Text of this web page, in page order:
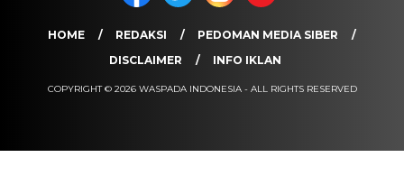
HOME REDAKSI
PEDOMAN MEDIA SIBER
DISCLAIMER
INFO IKLAN
COPYRIGHT © 2026 WASPADA INDONESIA - ALL RIGHTS RESERVED